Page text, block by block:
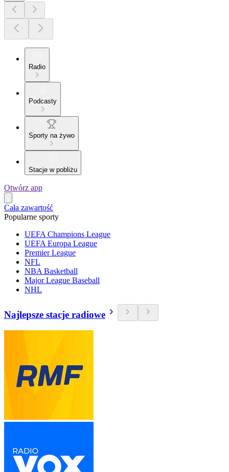
Radio
Podcasty
Sporty na żywo
Stacje w pobliżu
Otwórz app
Cała zawartość
Popularne sporty
UEFA Champions League
UEFA Europa League
Premier League
NFL
NBA Basketball
Major League Baseball
NHL
Najlepsze stacje radiowe